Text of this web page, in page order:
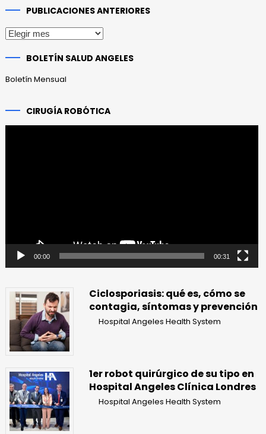
PUBLICACIONES ANTERIORES
Publicaciones
BOLETÍN SALUD ANGELES
Boletín Mensual
CIRUGÍA ROBÓTICA
00:00 00:31
Ciclosporiasis: qué es, cómo se
contagia, síntomas y prevención
Hospital Angeles Health System
1er robot quirúrgico de su tipo en
Hospital Angeles Clínica Londres
Hospital Angeles Health System